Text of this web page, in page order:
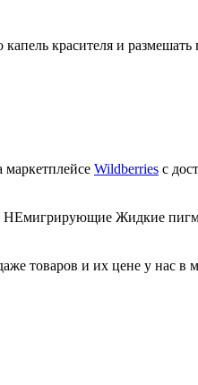
красителя и
Wildberries с
НЕмигрирующие Жидкие
товаров и их цене у нас в